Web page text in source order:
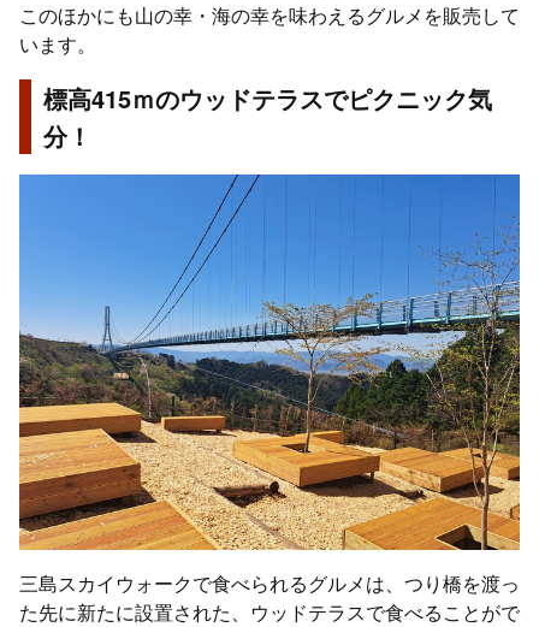
このほかにも山の幸・海の幸を味わえるグルメを販売して
います。
標高415ｍのウッドテラスでピクニック気
分！
三島スカイウォークで食べられるグルメは、つり橋を渡っ
た先に新たに設置された、ウッドテラスで食べることがで